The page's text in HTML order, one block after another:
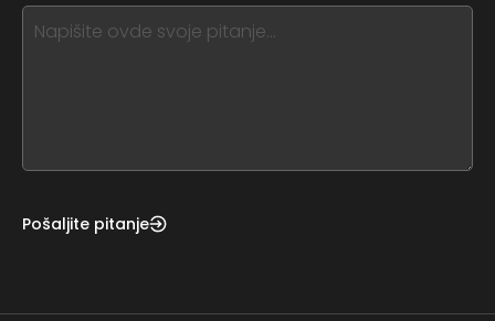
this,
leave
Pošaljite pitanje